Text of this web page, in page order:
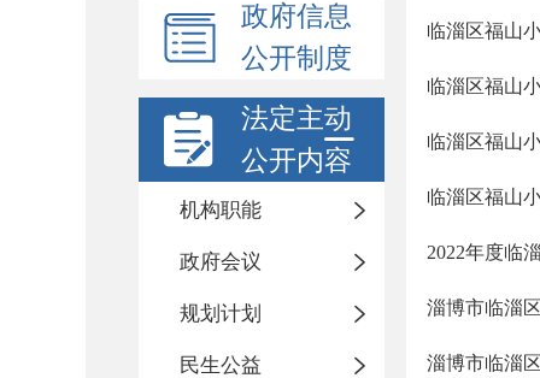
政府信息
公开制度
法定主动
公开内容
机构职能
政府会议
规划计划
民生公益
临淄区福山
临淄区福山
临淄区福山
临淄区福山
2022年度临
淄博市临淄
淄博市临淄